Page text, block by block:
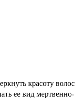
красоту волос
ее вид мертвенно-